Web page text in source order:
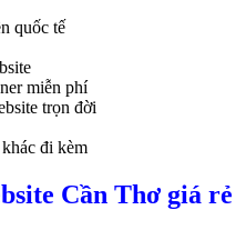
quốc tế
miễn phí
trọn đời
đi kèm
Cần Thơ giá rẻ